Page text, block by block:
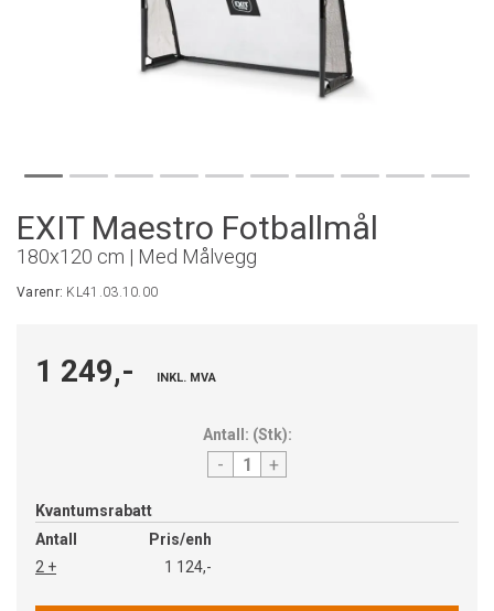
EXIT Maestro Fotballmål
180x120 cm | Med Målvegg
Varenr: KL41.03.10.00
1 249,- INKL. MVA
Antall: (Stk):
- +
Kvantumsrabatt
Antall
Pris/enh
2 +
1 124,-